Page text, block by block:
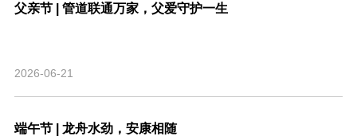
父亲节 | 管道联通万家，父爱守护一生
2026-06-21
端午节 | 龙舟水劲，安康相随